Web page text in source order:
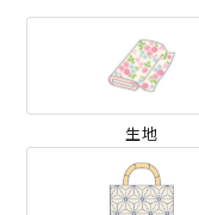
生地